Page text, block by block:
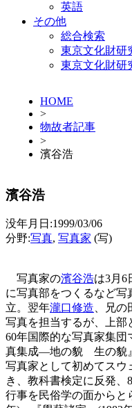
英語
その他
総合検索
東京文化財研
東京文化財研
HOME
>
物故者記事
>
濱谷浩
濱谷浩
没年月日:1999/03/06
分野:写真, 写真家 (写)
写真家の濱谷浩は3月6
に写真部をつくるなど写
立。翌年瀧口修造 、兄
写真を担当するが、上部
60年国際的な写真家集
真集成―地の貌 生の貌』
写真家として初めてスウ
き、教科書検定に反発
行事を民俗学の面からと